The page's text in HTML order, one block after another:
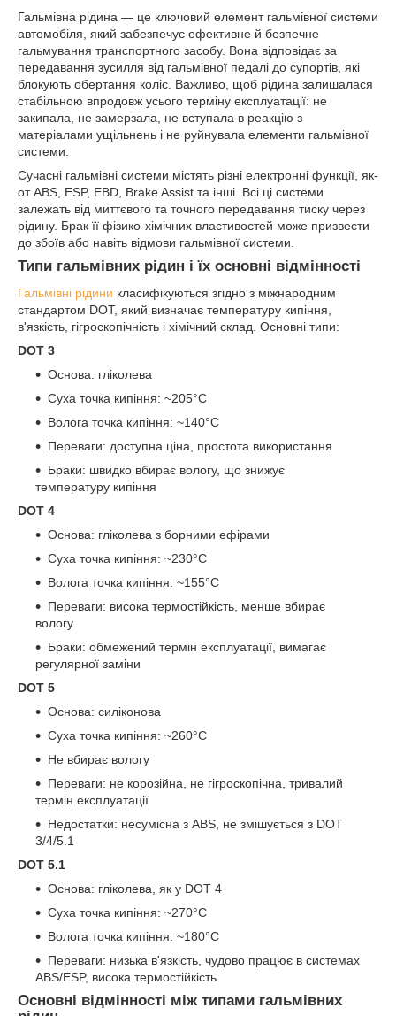
Гальмівна рідина — це ключовий елемент гальмівної системи
автомобіля, який забезпечує ефективне й безпечне
гальмування транспортного засобу. Вона відповідає за
передавання зусилля від гальмівної педалі до супортів, які
блокують обертання коліс. Важливо, щоб рідина залишалася
стабільною впродовж усього терміну експлуатації: не
закипала, не замерзала, не вступала в реакцію з
матеріалами ущільнень і не руйнувала елементи гальмівної
системи.
Сучасні гальмівні системи містять різні електронні функції, як-
от ABS, ESP, EBD, Brake Assist та інші. Всі ці системи
залежать від миттєвого та точного передавання тиску через
рідину. Брак її фізико-хімічних властивостей може призвести
до збоїв або навіть відмови гальмівної системи.
Типи гальмівних рідин і їх основні відмінності
Гальмівні рідини класифікуються згідно з міжнародним
стандартом DOT, який визначає температуру кипіння,
в'язкість, гігроскопічність і хімічний склад. Основні типи:
DOT 3
Основа: гліколева
Суха точка кипіння: ~205°C
Волога точка кипіння: ~140°C
Переваги: доступна ціна, простота використання
Браки: швидко вбирає вологу, що знижує
температуру кипіння
DOT 4
Основа: гліколева з борними ефірами
Суха точка кипіння: ~230°C
Волога точка кипіння: ~155°C
Переваги: висока термостійкість, менше вбирає
вологу
Браки: обмежений термін експлуатації, вимагає
регулярної заміни
DOT 5
Основа: силіконова
Суха точка кипіння: ~260°C
Не вбирає вологу
Переваги: не корозійна, не гігроскопічна, тривалий
термін експлуатації
Недостатки: несумісна з ABS, не змішується з DOT
3/4/5.1
DOT 5.1
Основа: гліколева, як у DOT 4
Суха точка кипіння: ~270°C
Волога точка кипіння: ~180°C
Переваги: низька в'язкість, чудово працює в системах
ABS/ESP, висока термостійкість
Основні відмінності між типами гальмівних